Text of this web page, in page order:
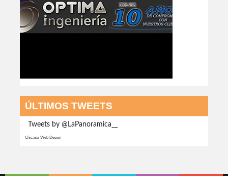
ÚLTIMOS TWEETS
Tweets by @LaPanoramica__
Chicago Web Design